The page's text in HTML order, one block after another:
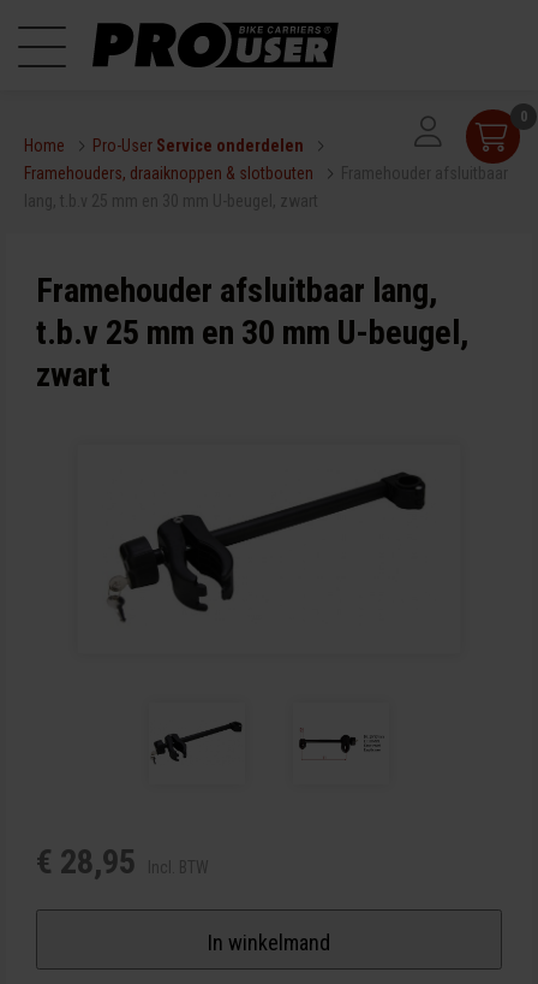
0
Home Pro-User Service onderdelen
Framehouders, draaiknoppen & slotbouten
Framehouder afsluitbaar lang,
t.b.v 25 mm en 30 mm U-beugel,
zwart
€ 28,95 Incl. BTW
In winkelmand